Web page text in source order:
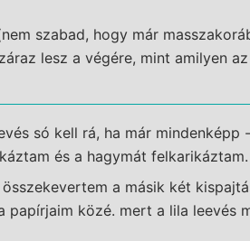
szabad, hogy már
lesz a végére, mint amilyen
só kell rá, ha már mindenképp
és a hagymát felkarikáztam.
a másik két
közé. mert a lila leevés